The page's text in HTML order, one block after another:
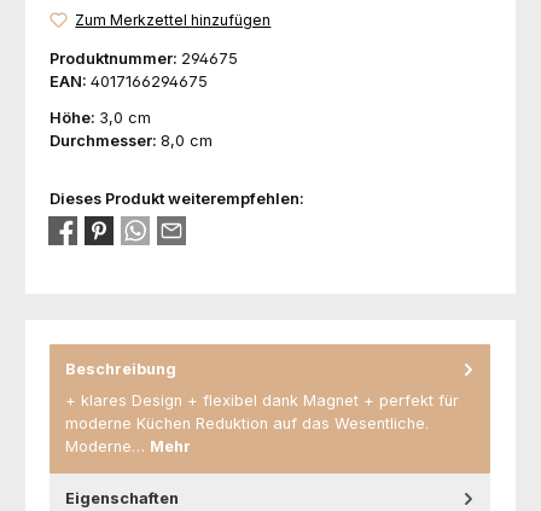
Zum Merkzettel hinzufügen
Produktnummer: 294675
EAN: 4017166294675
Höhe: 3,0 cm
Durchmesser: 8,0 cm
Dieses Produkt weiterempfehlen:
Beschreibung
+ klares Design + flexibel dank Magnet + perfekt für
moderne Küchen Reduktion auf das Wesentliche.
Moderne… Mehr
Eigenschaften